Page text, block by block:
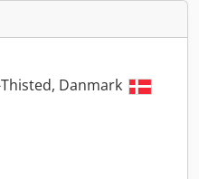
Danmark